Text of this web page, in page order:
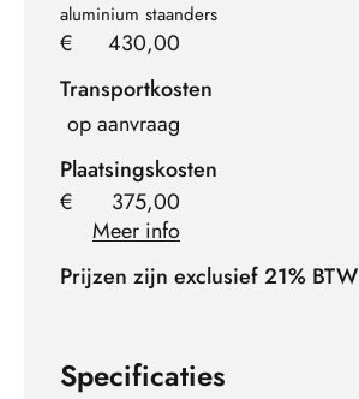
aluminium staanders
€
430,00
Transportkosten
op aanvraag
Plaatsingskosten
€
375,00
Meer info
Prijzen zijn exclusief 21% BTW
Specificaties